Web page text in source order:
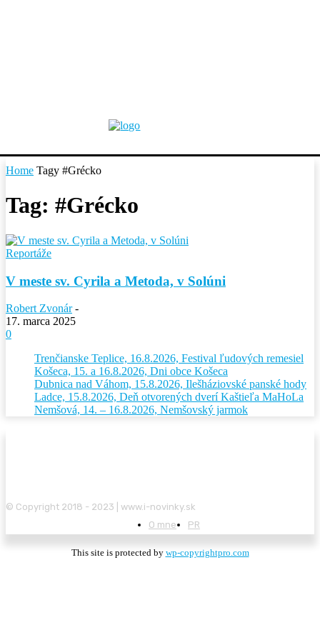
Home Tagy #Grécko
Tag: #Grécko
Reportáže
V meste sv. Cyrila a Metoda, v Solúni
Robert Zvonár -
17. marca 2025
0
Trenčianske Teplice, 16.8.2026, Festival ľudových remesiel
Košeca, 15. a 16.8.2026, Dni obce Košeca
Dubnica nad Váhom, 15.8.2026, Ilešháziovské panské hody
Ladce, 15.8.2026, Deň otvorených dverí Kaštieľa MaHoLa
Nemšová, 14. – 16.8.2026, Nemšovský jarmok
© Copyright 2018 - 2023 | www.i-novinky.sk
O mne
PR
This site is protected by wp-copyrightpro.com